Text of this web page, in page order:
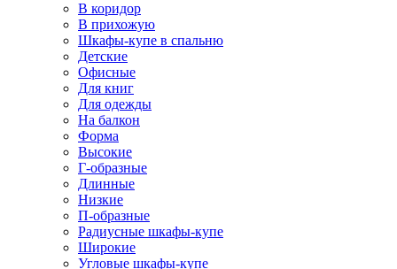
В коридор
В прихожую
Шкафы-купе в спальню
Детские
Офисные
Для книг
Для одежды
На балкон
Форма
Высокие
Г-образные
Длинные
Низкие
П-образные
Радиусные шкафы-купе
Широкие
Угловые шкафы-купе